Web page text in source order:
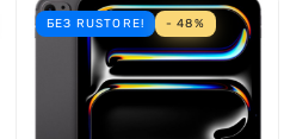
БЕЗ RUSTORE! - 48%